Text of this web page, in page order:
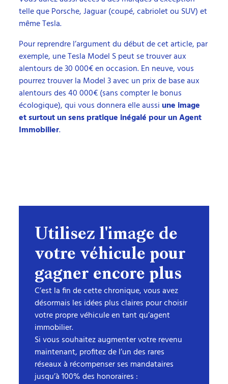
telle que Porsche, Jaguar (coupé, cabriolet ou SUV) et
même Tesla.
Pour reprendre l’argument du début de cet article, par
exemple, une Tesla Model S peut se trouver aux
alentours de 30 000€ en occasion. En neuve, vous
pourrez trouver la Model 3 avec un prix de base aux
alentours des 40 000€ (sans compter le bonus
écologique), qui vous donnera elle aussiune image
et surtout un sens pratique inégalé pour un Agent
Immobilier.
Utilisez l'image de
votre véhicule pour
gagner encore plus
C’est la fin de cette chronique, vous avez
désormais les idées plus claires pour choisir
votre propre véhicule en tant qu’agent
immobilier.
Si vous souhaitez augmenter votre revenu
maintenant, profitez de l’un des rares
réseaux à récompenser ses mandataires
jusqu’à 100% des honoraires :